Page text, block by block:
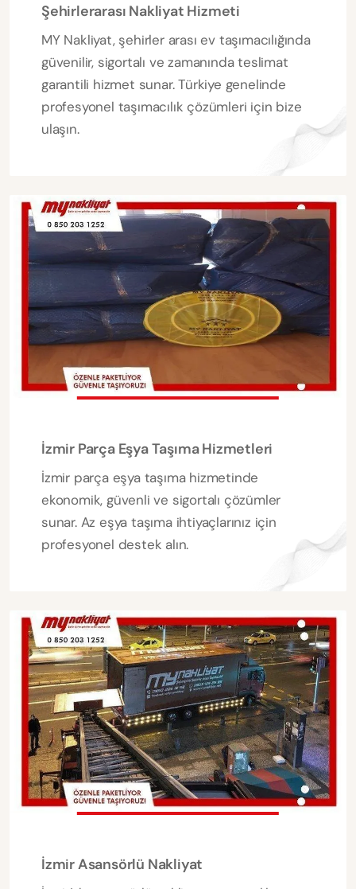
Şehirlerarası Nakliyat Hizmeti
MY Nakliyat, şehirler arası ev taşımacılığında
güvenilir, sigortalı ve zamanında teslimat
garantili hizmet sunar. Türkiye genelinde
profesyonel taşımacılık çözümleri için bize
ulaşın.
İzmir Parça Eşya Taşıma Hizmetleri
İzmir parça eşya taşıma hizmetinde
ekonomik, güvenli ve sigortalı çözümler
sunar. Az eşya taşıma ihtiyaçlarınız için
profesyonel destek alın.
İzmir Asansörlü Nakliyat